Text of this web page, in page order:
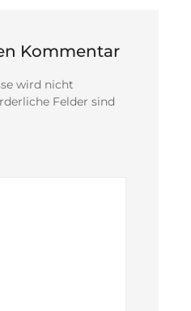
Kommentar
wird nicht
Felder sind